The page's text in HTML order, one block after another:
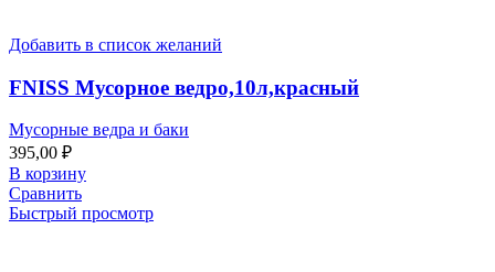
Добавить в список желаний
FNISS Мусорное ведро,10л,красный
Мусорные ведра и баки
395,00 ₽
В корзину
Сравнить
Быстрый просмотр